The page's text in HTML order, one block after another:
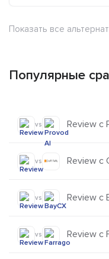
Показать все
Популярные
vs Review с
vs Review с
vs Review с
vs Review с